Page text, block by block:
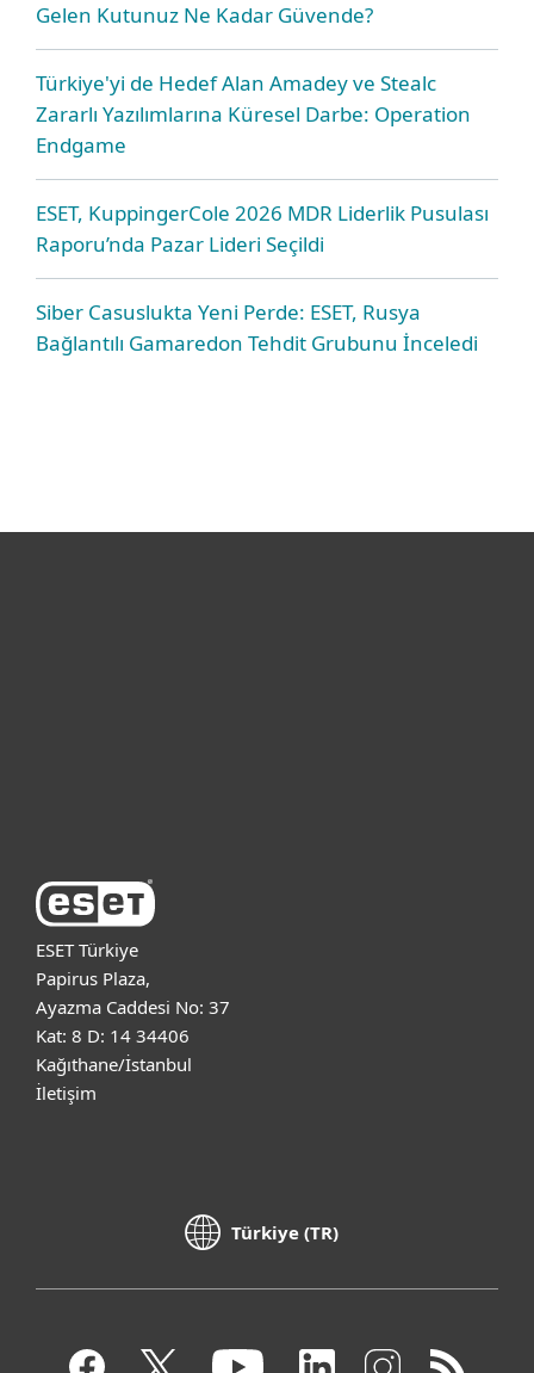
Gelen Kutunuz Ne Kadar Güvende?
Türkiye'yi de Hedef Alan Amadey ve Stealc
Zararlı Yazılımlarına Küresel Darbe: Operation
Endgame
ESET, KuppingerCole 2026 MDR Liderlik Pusulası
Raporu’nda Pazar Lideri Seçildi
Siber Casuslukta Yeni Perde: ESET, Rusya
Bağlantılı Gamaredon Tehdit Grubunu İnceledi
ESET Türkiye
Papirus Plaza,
Ayazma Caddesi No: 37
Kat: 8 D: 14 34406
Kağıthane/İstanbul
İletişim
Türkiye (TR)